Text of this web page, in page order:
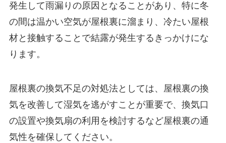
発生して雨漏りの原因となることがあり、特に冬
の間は温かい空気が屋根裏に溜まり、冷たい屋根
材と接触することで結露が発生するきっかけにな
ります。
屋根裏の換気不足の対処法としては、屋根裏の換
気を改善して湿気を逃がすことが重要で、換気口
の設置や換気扇の利用を検討するなど屋根裏の通
気性を確保してください。